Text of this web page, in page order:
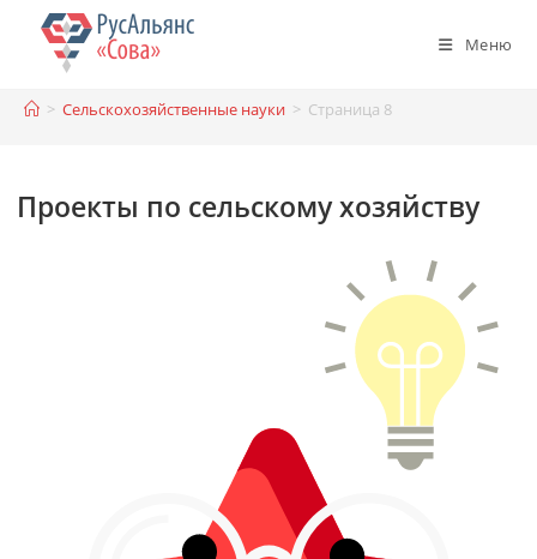
Перейти
содержимому
Меню
> Сельскохозяйственные науки > Страница 8
Проекты по сельскому хозяйству